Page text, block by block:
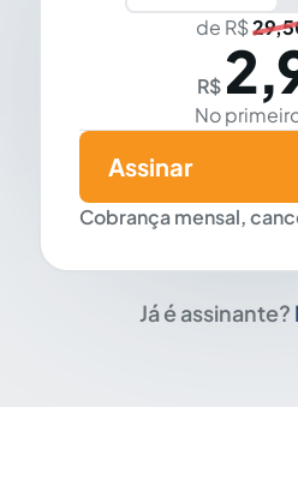
de R$
R$
No
Cobrança mensal,
Assinar
Já é assinante?